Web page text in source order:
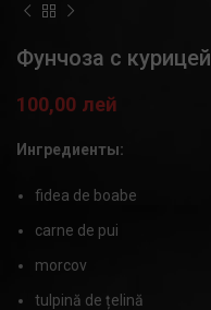
Фунчоза с курицей
100,00 лей
Ингредиенты:
fidea de boabe
carne de pui
morcov
tulpină de țelină